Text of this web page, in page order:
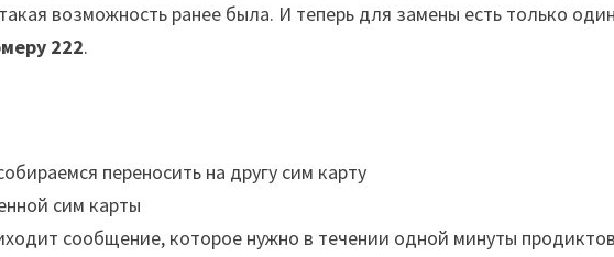
возможность ранее была. И теперь для замены есть только
222.
переносить на другу сим карту
сим карты
сообщение, которое нужно в течении одной минуты